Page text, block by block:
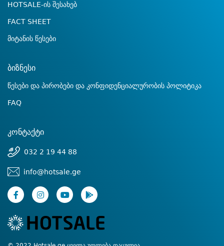
HOTSALE-ის შესახებ
FACT SHEET
მიტანის წესები
ბიზნესი
წესები და პირობები და კონფიდენციალურობის პოლიტიკა
FAQ
კონტაქტი
032 2 19 44 88
info@hotsale.ge